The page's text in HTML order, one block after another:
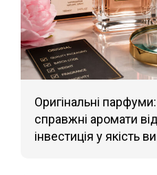
Оригінальні
справжні аромати
інвестиція у якість